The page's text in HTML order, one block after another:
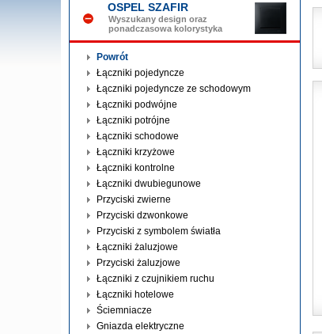
OSPEL SZAFIR
Wyszukany design oraz
ponadczasowa kolorystyka
Powrót
Łączniki pojedyncze
Łączniki pojedyncze ze schodowym
Łączniki podwójne
Łączniki potrójne
Łączniki schodowe
Łączniki krzyżowe
Łączniki kontrolne
Łączniki dwubiegunowe
Przyciski zwierne
Przyciski dzwonkowe
Przyciski z symbolem światła
Łączniki żaluzjowe
Przyciski żaluzjowe
Łączniki z czujnikiem ruchu
Łączniki hotelowe
Ściemniacze
Gniazda elektryczne